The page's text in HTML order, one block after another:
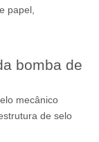
papel,
bomba de
mecânico
de selo